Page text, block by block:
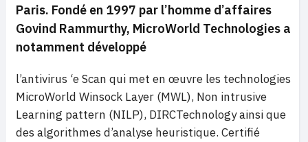
Paris. Fondé en 1997 par l’homme d’affaires
Govind Rammurthy, MicroWorld Technologies a
notamment développé
l’antivirus ‘e Scan qui met en œuvre les technologies
MicroWorld Winsock Layer (MWL), Non intrusive
Learning pattern (NILP), DIRCTechnology ainsi que
des algorithmes d’analyse heuristique. Certifié